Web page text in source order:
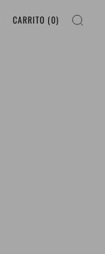
CARRITO (0)